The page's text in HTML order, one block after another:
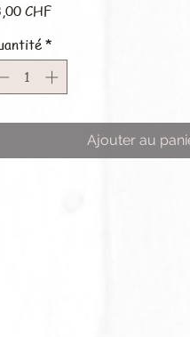
CHFPrix
*
Ajouter au